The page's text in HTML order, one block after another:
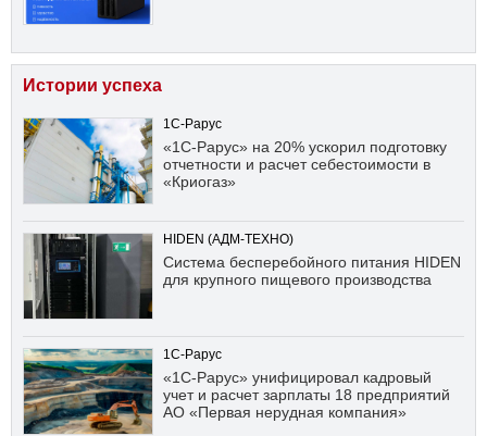
Истории успеха
1С-Рарус
«1С-Рарус» на 20% ускорил подготовку
отчетности и расчет себестоимости в
«Криогаз»
HIDEN (АДМ-ТЕХНО)
Система бесперебойного питания HIDEN
для крупного пищевого производства
1С-Рарус
«1С-Рарус» унифицировал кадровый
учет и расчет зарплаты 18 предприятий
АО «Первая нерудная компания»